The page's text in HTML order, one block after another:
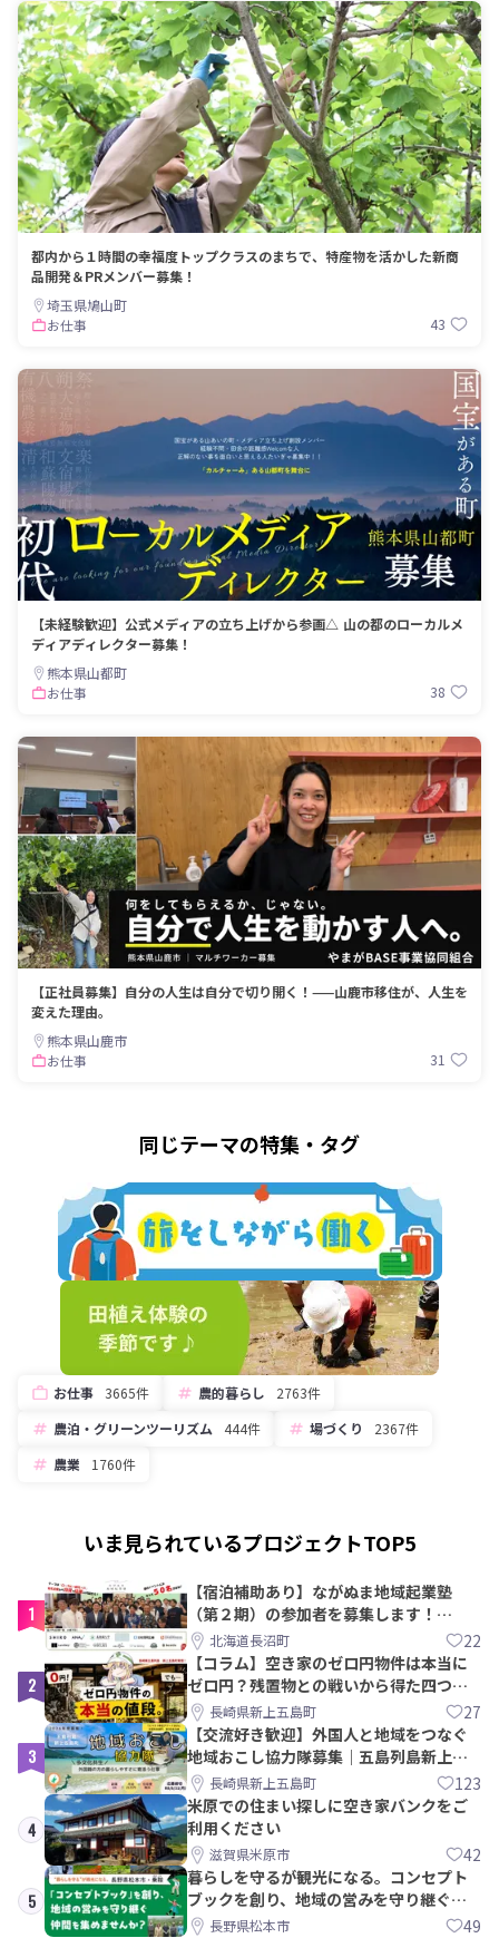
都内から１時間の幸福度トップクラスのまちで、特産物を活かした新商
品開発＆PRメンバー募集！
埼玉県鳩山町
お仕事
43
【未経験歓迎】公式メディアの立ち上げから参画△ 山の都のローカルメ
ディアディレクター募集！
熊本県山都町
お仕事
38
【正社員募集】自分の人生は自分で切り開く！——山鹿市移住が、人生を
変えた理由。
熊本県山鹿市
お仕事
31
同じテーマの特集・タグ
お仕事 3665件 農的暮らし
2763件
農泊・グリーンツーリズム
444件 場づくり
2367件
農業
1760件
いま見られているプロジェクトTOP5
1
【宿泊補助あり】ながぬま地域起業塾
（第２期）の参加者を募集します！
【8/21〆】
北海道長沼町 22
2
【コラム】空き家のゼロ円物件は本当に
ゼロ円？残置物との戦いから得た四つの
教訓｜新上五島町
長崎県新上五島町 27
3
【交流好き歓迎】外国人と地域をつなぐ
地域おこし協力隊募集｜五島列島新上五
島町長崎県新上五島町 123
4
米原での住まい探しに空き家バンクをご
利用ください
滋賀県米原市 42
5
暮らしを守るが観光になる。コンセプト
ブックを創り、地域の営みを守り継ぐ仲
間を集めませんか？
長野県松本市 49